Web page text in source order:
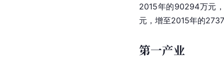
2015年的90294万元
元，增至2015年的
第一产业